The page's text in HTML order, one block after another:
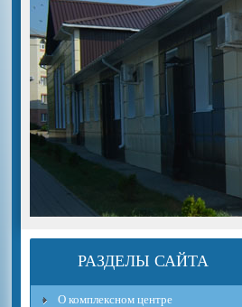
РАЗДЕЛЫ САЙТА
О комплексном центре